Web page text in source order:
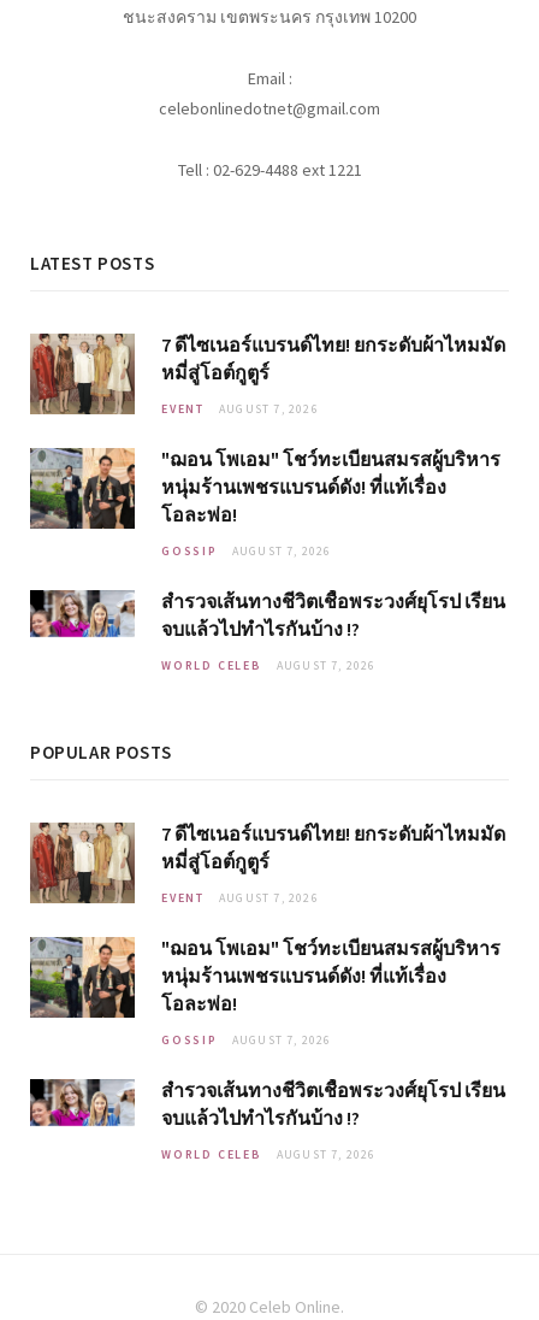
ชนะสงคราม เขตพระนคร กรุงเทพ 10200
Email :
celebonlinedotnet@gmail.com
Tell : 02-629-4488 ext 1221
LATEST POSTS
7 ดีไซเนอร์แบรนด์ไทย! ยกระดับผ้าไหมมัด
หมี่สู่โอต์กูตูร์
EVENT AUGUST 7, 2026
"ฌอน โพเอม" โชว์ทะเบียนสมรสผู้บริหาร
หนุ่มร้านเพชรแบรนด์ดัง! ที่แท้เรื่อง
โอละพ่อ!
GOSSIP AUGUST 7, 2026
สำรวจเส้นทางชีวิตเชื้อพระวงศ์ยุโรป เรียน
จบแล้วไปทำไรกันบ้าง !?
WORLD CELEB AUGUST 7, 2026
POPULAR POSTS
7 ดีไซเนอร์แบรนด์ไทย! ยกระดับผ้าไหมมัด
หมี่สู่โอต์กูตูร์
EVENT AUGUST 7, 2026
"ฌอน โพเอม" โชว์ทะเบียนสมรสผู้บริหาร
หนุ่มร้านเพชรแบรนด์ดัง! ที่แท้เรื่อง
โอละพ่อ!
GOSSIP AUGUST 7, 2026
สำรวจเส้นทางชีวิตเชื้อพระวงศ์ยุโรป เรียน
จบแล้วไปทำไรกันบ้าง !?
WORLD CELEB AUGUST 7, 2026
© 2020 Celeb Online.